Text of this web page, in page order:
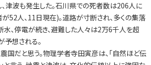
、津波も発生した。石川県での死者数は206人に
52人、11日現在)。道路が寸断され、多くの集落
水、停電が続き、避難した人々は2万6千人を超
予想される。
だと思う。物理学者寺田寅彦は、「自然ほど伝